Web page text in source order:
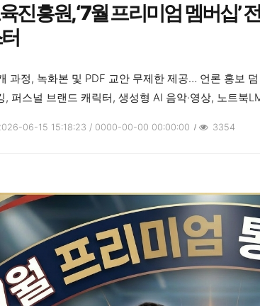
진흥원, ‘7월 프리미엄 멤버십’
과정, 녹화본 및 PDF 교안 무제한 제공… 언론 홍보
, 퍼스널 브랜드 캐릭터, 생성형 AI 음악·영상, 노트북
06-15 15:18:23 / 0000-00-00 00:00:00 3354